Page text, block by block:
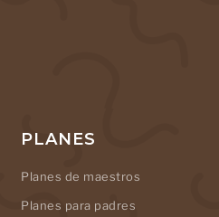
PLANES
Planes de maestros
Planes para padres